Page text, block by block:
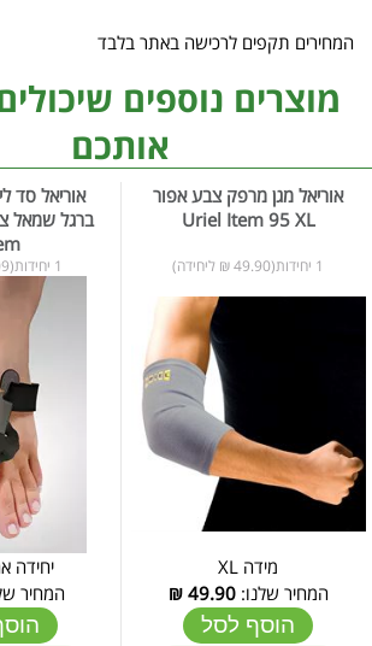
המחירים תקפים לרכישה באתר בלבד
מוצרים נוספים
אותכם
אוריאל מגן מרפק צבע אפור
Uriel Item 95 XL
1 יחידות(49.90 ₪ ליחידה)
מידה XL
המחיר שלנו:49.90
₪
הוסף לסל
אוריאל סד
...
1 יחידות(109 ₪ ליחידה)
יחידה
המחיר